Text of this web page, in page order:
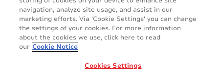
Mactac creative awards
www.mactaccreativeawards.com
navigation, analyze site usage, and assist in our
marketing efforts. Via 'Cookie Settings' you can change
the settings of your cookies. For more information
about the cookies we use, click here to read
our Cookie Notice
Cookies Settings